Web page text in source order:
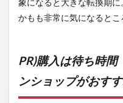
象になると大きな転換期
かもも非常に気になるとこ
PR)購入は待ち時
ンショップがおす